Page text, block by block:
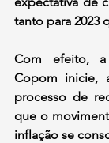
tanto para 2023
Com efeito,
Copom inicie,
processo de
que o
inflação se